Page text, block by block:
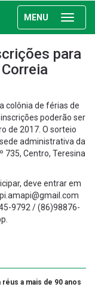
MENU
para
colônia de férias de
poderão ser
de 2017. O sorteio
administrativa da
735, Centro, Teresina
deve entrar em
9792 / (86)98876-
a mais de 90 anos